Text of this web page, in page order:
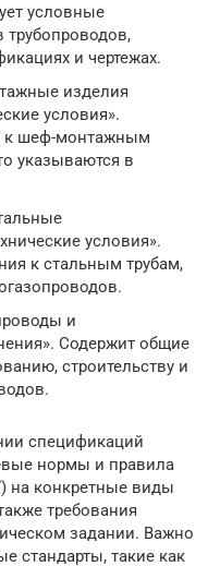
условные
трубопроводов,
и чертежах.
изделия
условия».
к шеф-монтажным
указываются в
условия».
к стальным трубам,
и
Содержит общие
строительству и
спецификаций
нормы и правила
на конкретные виды
требования
задании. Важно
стандарты, такие как